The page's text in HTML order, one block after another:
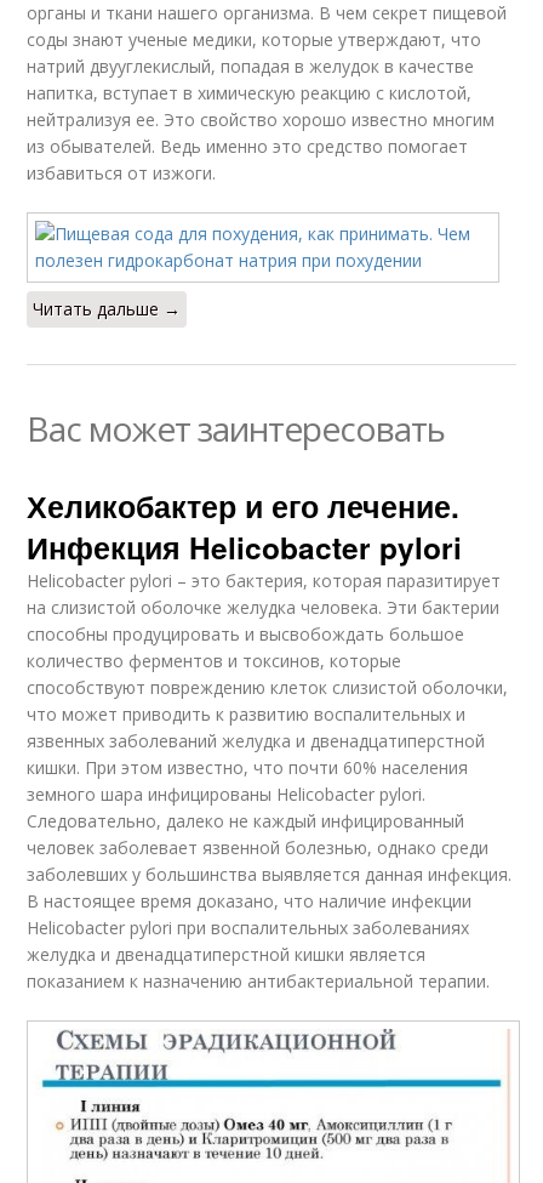
органы и ткани нашего организма. В чем секрет пищевой
соды знают ученые медики, которые утверждают, что
натрий двууглекислый, попадая в желудок в качестве
напитка, вступает в химическую реакцию с кислотой,
нейтрализуя ее. Это свойство хорошо известно многим
из обывателей. Ведь именно это средство помогает
избавиться от изжоги.
Читать дальше →
Вас может заинтересовать
Хеликобактер и его лечение.
Инфекция Helicobacter pylori
Helicobacter pylori – это бактерия, которая паразитирует
на слизистой оболочке желудка человека. Эти бактерии
способны продуцировать и высвобождать большое
количество ферментов и токсинов, которые
способствуют повреждению клеток слизистой оболочки,
что может приводить к развитию воспалительных и
язвенных заболеваний желудка и двенадцатиперстной
кишки. При этом известно, что почти 60% населения
земного шара инфицированы Helicobacter pylori.
Следовательно, далеко не каждый инфицированный
человек заболевает язвенной болезнью, однако среди
заболевших у большинства выявляется данная инфекция.
В настоящее время доказано, что наличие инфекции
Helicobacter pylori при воспалительных заболеваниях
желудка и двенадцатиперстной кишки является
показанием к назначению антибактериальной терапии.